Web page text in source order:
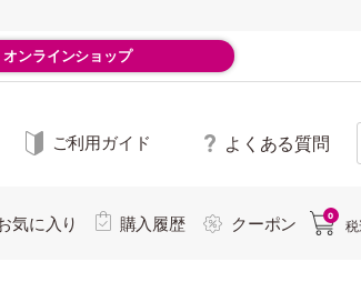
オンラインショップ
ご利用ガイド よくある質問
気に入り 購入履歴 クーポン 0
税